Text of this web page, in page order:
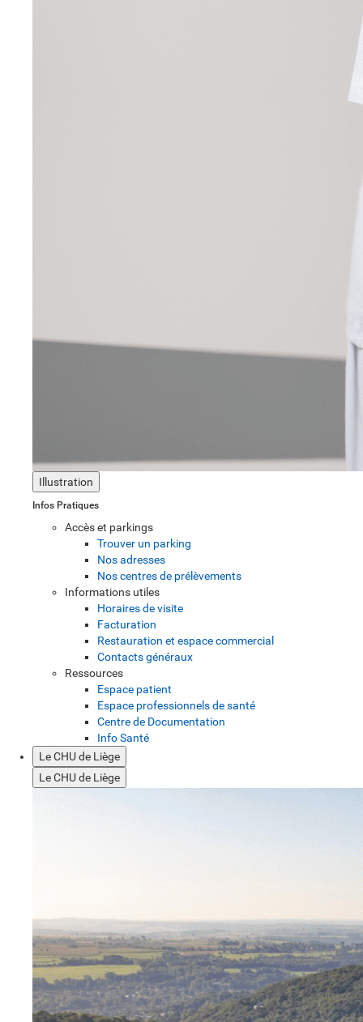
Illustration
Infos Pratiques
Accès et parkings
Trouver un parking
Nos adresses
Nos centres de prélèvements
Informations utiles
Horaires de visite
Facturation
Restauration et espace commercial
Contacts généraux
Ressources
Espace patient
Espace professionnels de santé
Centre de Documentation
Info Santé
Le CHU de Liège
Le CHU de Liège